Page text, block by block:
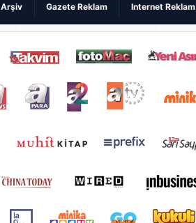
Arşiv Gazete Reklam Internet Reklam